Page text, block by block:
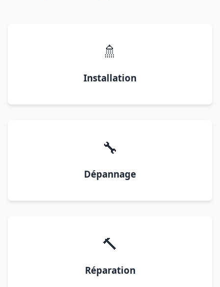
🚿
Installation
🔧
Dépannage
🔨
Réparation